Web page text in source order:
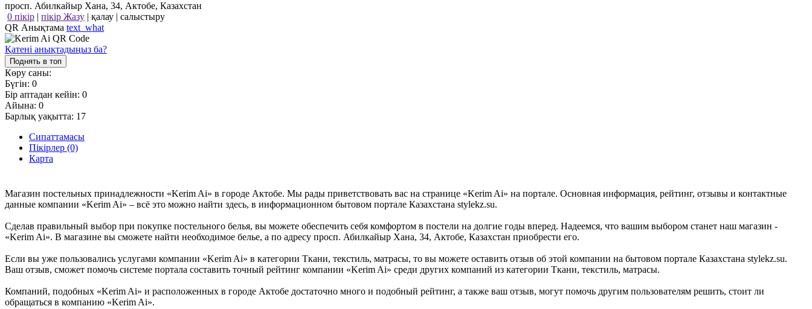
просп. Абилкайыр Хана, 34, Актобе, Казахстан
0 пікір | пікір Жазу | қалау | салыстыру
QR Анықтама text_what
Қатені анықтадыңыз ба?
Поднять в топ
Көру саны:
Бүгін: 0
Бір аптадан кейін: 0
Айына: 0
Барлық уақытта: 17
Сипаттамасы
Пікірлер (0)
Карта
Магазин постельных принадлежности «Kerim Ai» в городе Актобе. Мы рады приветствовать вас на странице «Kerim Ai» на портале. Основная информация, рейтинг, отзывы и контактные
данные компании «Kerim Ai» – всё это можно найти здесь, в информационном бытовом портале Казахстана stylekz.su.
Сделав правильный выбор при покупке постельного белья, вы можете обеспечить себя комфортом в постели на долгие годы вперед. Надеемся, что вашим выбором станет наш магазин -
«Kerim Ai». В магазине вы сможете найти необходимое белье, а по адресу просп. Абилкайыр Хана, 34, Актобе, Казахстан приобрести его.
Если вы уже пользовались услугами компании «Kerim Ai» в категории Ткани, текстиль, матрасы, то вы можете оставить отзыв об этой компании на бытовом портале Казахстана stylekz.su.
Ваш отзыв, сможет помочь системе портала составить точный рейтинг компании «Kerim Ai» среди других компаний из категории Ткани, текстиль, матрасы.
Компаний, подобных «Kerim Ai» и расположенных в городе Актобе достаточно много и подобный рейтинг, а также ваш отзыв, могут помочь другим пользователям решить, стоит ли
обращаться в компанию «Kerim Ai».